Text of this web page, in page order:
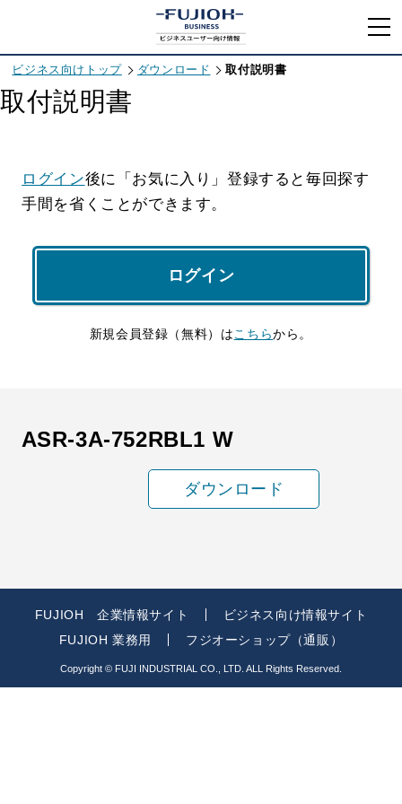
ビジネス向けトップ ダウンロード 取付説明書
取付説明書
ログイン後に「お気に入り」登録すると毎回探す
手間を省くことができます。
ログイン
新規会員登録（無料）はこちらから。
ASR-3A-752RBL1 W
ダウンロード
FUJIOH 企業情報サイト
ビジネス向け情報サイト
FUJIOH 業務用
フジオーショップ（通販）
Copyright © FUJI INDUSTRIAL CO., LTD. ALL Rights Reserved.